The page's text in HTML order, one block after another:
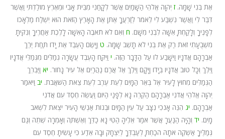
אֶת בְּנִי שָׁמָּה. ז יְהוָה אֱלֹהֵי הַשָּׁמַיִם אֲשֶׁר לְקָחַנִי מִבֵּית אָבִי וּמֵאֶרֶץ מוֹלַדְתִּי וַאֲשֶׁר
דִּבֶּר לִי וַאֲשֶׁר נִשְׁבַּע לִי לֵאמֹר לְזַרְעֲךָ אֶתֵּן אֶת הָאָרֶץ הַזֹּאת הוּא יִשְׁלַח מַלְאָכוֹ
לְפָנֶיךָ וְלָקַחְתָּ אִשָּׁה לִבְנִי מִשָּׁם. ח וְאִם לֹא תֹאבֶה הָאִשָּׁה לָלֶכֶת אַחֲרֶיךָ וְנִקִּיתָ
מִשְּׁבֻעָתִי זֹאת רַק אֶת בְּנִי לֹא תָשֵׁב שָׁמָּה. ט וַיָּשֶׂם הָעֶבֶד אֶת יָדוֹ תַּחַת יֶרֶךְ
אַבְרָהָם אֲדֹנָיו וַיִּשָּׁבַע לוֹ עַל הַדָּבָר הַזֶּה. י וַיִּקַּח הָעֶבֶד עֲשָׂרָה גְמַלִּים מִגְּמַלֵּי אֲדֹנָיו
וַיֵּלֶךְ וְכָל טוּב אֲדֹנָיו בְּיָדוֹ וַיָּקָם וַיֵּלֶךְ אֶל אֲרַם נַהֲרַיִם אֶל עִיר נָחוֹר. יא וַיַּבְרֵךְ
הַגְּמַלִּים מִחוּץ לָעִיר אֶל בְּאֵר הַמָּיִם לְעֵת עֶרֶב לְעֵת צֵאת הַשֹּׁאֲבֹת. יב וַיֹּאמַר
יְהוָה אֱלֹהֵי אֲדֹנִי אַבְרָהָם הַקְרֵה נָא לְפָנַי הַיּוֹם וַעֲשֵׂה חֶסֶד עִם אֲדֹנִי
אַבְרָהָם. יג הִנֵּה אָנֹכִי נִצָּב עַל עֵין הַמָּיִם וּבְנוֹת אַנְשֵׁי הָעִיר יֹצְאֹת לִשְׁאֹב
מָיִם. יד וְהָיָה הַנַּעֲרָ אֲשֶׁר אֹמַר אֵלֶיהָ הַטִּי נָא כַדֵּךְ וְאֶשְׁתֶּה וְאָמְרָה שְׁתֵה וְגַם
גְּמַלֶּיךָ אַשְׁקֶה אֹתָהּ הֹכַחְתָּ לְעַבְדְּךָ לְיִצְחָק וּבָהּ אֵדַע כִּי עָשִׂיתָ חֶסֶד עִם